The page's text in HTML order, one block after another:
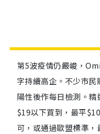
第5波疫情仍嚴峻，
字持續高企。不少市
陽性後作每日檢測。
$19以下買到，最平
可，或通過歐盟標準，